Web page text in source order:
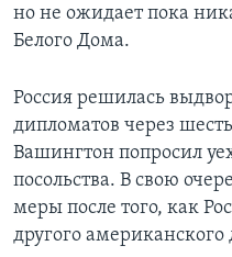
но не ожидает пока
Белого Дома.
Россия решилась
дипломатов через
Вашингтон попросил
посольства. В свою
меры после того, как
другого американского